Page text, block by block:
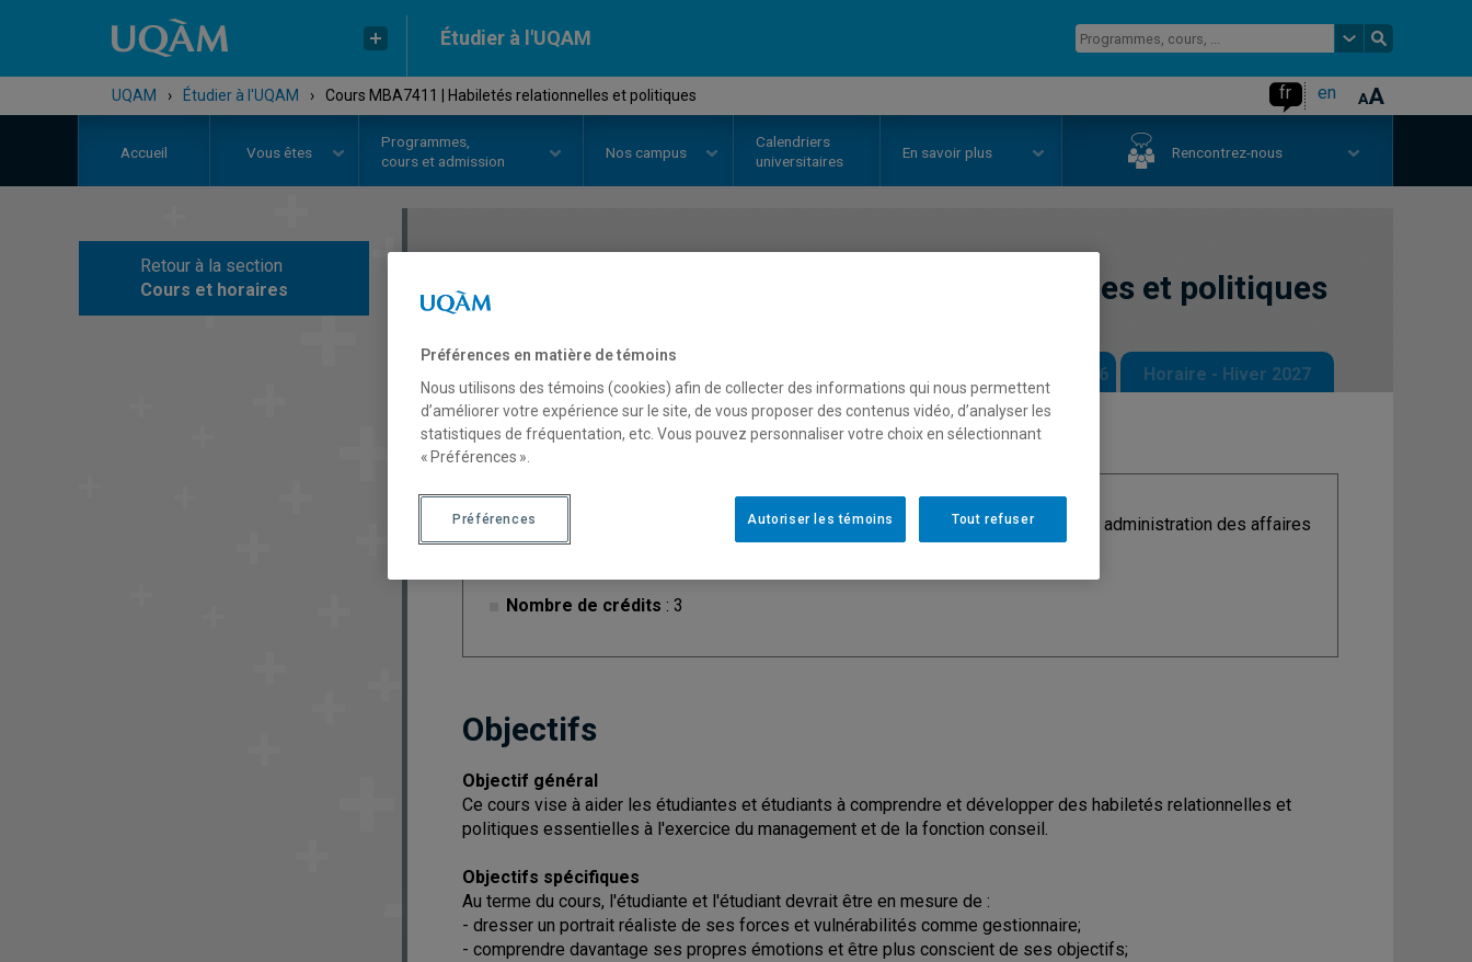
Étudier à l'UQAM
UQAM › Étudier à l'UQAM › Cours MBA7411 | Habiletés relationnelles et politiques fr en
Accueil Vous êtes
Programmes,
cours et admission
Nos campus
Calendriers
universitaires
En savoir plus Rencontrez-nous
Retour à la section
Cours et horaires
COURS Habiletés relationnelles et politiques
Horaire - Automne 2026 Horaire - Hiver 2027
Cycle
Nombre de crédits : 3
Discipline: Maîtrise en administration des affaires
Objectifs
Objectif général
Ce cours vise à aider les étudiantes et étudiants à comprendre et développer des habiletés relationnelles et
politiques essentielles à l'exercice du management et de la fonction conseil.
Objectifs spécifiques
Au terme du cours, l'étudiante et l'étudiant devrait être en mesure de :
- dresser un portrait réaliste de ses forces et vulnérabilités comme gestionnaire;
- comprendre davantage ses propres émotions et être plus conscient de ses objectifs;
Préférences en matière de témoins
Nous utilisons des témoins (cookies) afin de collecter des informations qui nous permettent
d’améliorer votre expérience sur le site, de vous proposer des contenus vidéo, d’analyser les
statistiques de fréquentation, etc. Vous pouvez personnaliser votre choix en sélectionnant
« Préférences ».
Tout refuser
Autoriser les témoins
Préférences